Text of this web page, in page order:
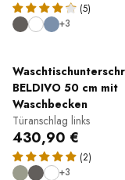
(5)
+3
BELDIVO 50 cm mit
Waschbecken
Türanschlag links
430,90 €
(2)
+3